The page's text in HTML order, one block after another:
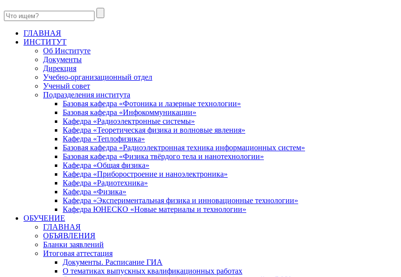
ГЛАВНАЯ
ИНСТИТУТ
Об Институте
Документы
Дирекция
Учебно-организационный отдел
Ученый совет
Подразделения института
Базовая кафедра «Фотоника и лазерные технологии»
Базовая кафедра «Инфокоммуникации»
Кафедра «Радиоэлектронные системы»
Кафедра «Теоретическая физика и волновые явления»
Кафедра «Теплофизика»
Базовая кафедра «Радиоэлектронная техника информационных систем»
Базовая кафедра «Физика твёрдого тела и нанотехнологии»
Кафедра «Общая физика»
Кафедра «Приборостроение и наноэлектроника»
Кафедра «Радиотехника»
Кафедра «Физика»
Кафедра «Экспериментальная физика и инновационные технологии»
Кафедра ЮНЕСКО «Новые материалы и технологии»
ОБУЧЕНИЕ
ГЛАВНАЯ
ОБЪЯВЛЕНИЯ
Бланки заявлений
Итоговая аттестация
Документы. Расписание ГИА
О тематиках выпускных квалификационных работах